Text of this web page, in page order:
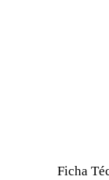
Ficha